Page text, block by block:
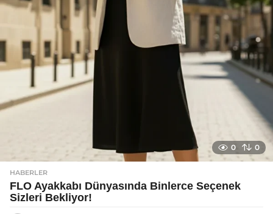
0 0
HABERLER
FLO Ayakkabı Dünyasında Binlerce Seçenek
Sizleri Bekliyor!